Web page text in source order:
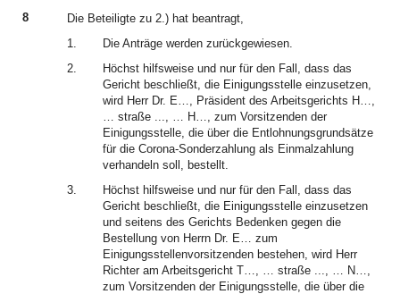
8
Die Beteiligte zu 2.) hat beantragt,
1.
Die Anträge werden zurückgewiesen.
2.
Höchst hilfsweise und nur für den Fall, dass das
Gericht beschließt, die Einigungsstelle einzusetzen,
wird Herr Dr. E…, Präsident des Arbeitsgerichts H…,
… straße ..., … H…, zum Vorsitzenden der
Einigungsstelle, die über die Entlohnungsgrundsätze
für die Corona-Sonderzahlung als Einmalzahlung
verhandeln soll, bestellt.
3.
Höchst hilfsweise und nur für den Fall, dass das
Gericht beschließt, die Einigungsstelle einzusetzen
und seitens des Gerichts Bedenken gegen die
Bestellung von Herrn Dr. E… zum
Einigungsstellenvorsitzenden bestehen, wird Herr
Richter am Arbeitsgericht T…, … straße ..., … N…,
zum Vorsitzenden der Einigungsstelle, die über die